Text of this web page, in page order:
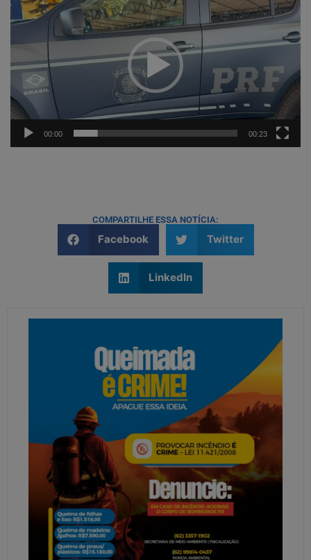
00:00 00:23
COMPARTILHE ESSA NOTÍCIA:
Facebook Twitter
LinkedIn